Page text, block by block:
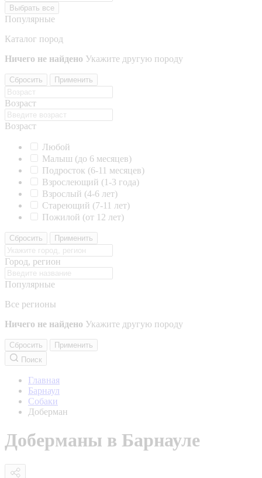
Выбрать все
Популярные
Каталог пород
Ничего не найдено Укажите другую породу
Сбросить Применить
Возраст
Возраст
Любой
Малыш (до 6 месяцев)
Подросток (6-11 месяцев)
Взрослеющий (1-3 года)
Взрослый (4-6 лет)
Стареющий (7-11 лет)
Пожилой (от 12 лет)
Сбросить Применить
Город, регион
Популярные
Все регионы
Ничего не найдено Укажите другую породу
Сбросить
Применить
Поиск
Главная
Барнаул
Собаки
Доберман
Доберманы в Барнауле